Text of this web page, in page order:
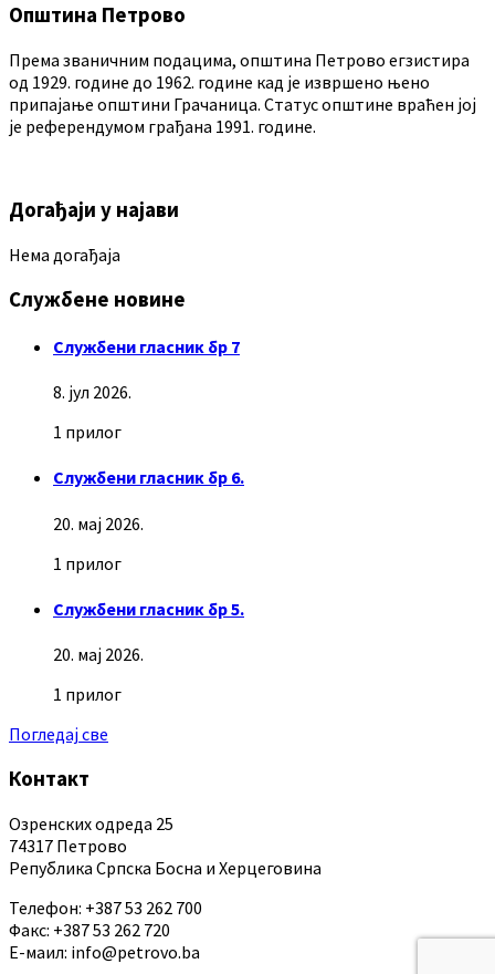
Општина Петрово
Према званичним подацима, општина Петрово егзистира
од 1929. године до 1962. године кад је извршено њено
припајање општини Грачаница. Статус општине враћен јој
је референдумом грађана 1991. године.
Догађаји у најави
Нема догађаја
Службене новине
Службени гласник бр 7
8. јул 2026.
1 прилог
Службени гласник бр 6.
20. мај 2026.
1 прилог
Службени гласник бр 5.
20. мај 2026.
1 прилог
Погледај све
Контакт
Озренских одреда 25
74317 Петрово
Република Српска Босна и Херцеговина
Телефон: +387 53 262 700
Факс: +387 53 262 720
Е-маил: info@petrovo.ba